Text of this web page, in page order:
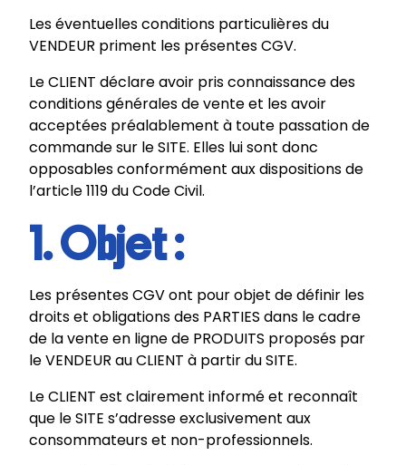
Les éventuelles conditions particulières du
VENDEUR priment les présentes CGV.
Le CLIENT déclare avoir pris connaissance des
conditions générales de vente et les avoir
acceptées préalablement à toute passation de
commande sur le SITE. Elles lui sont donc
opposables conformément aux dispositions de
l’article 1119 du Code Civil.
1. Objet :
Les présentes CGV ont pour objet de définir les
droits et obligations des PARTIES dans le cadre
de la vente en ligne de PRODUITS proposés par
le VENDEUR au CLIENT à partir du SITE.
Le CLIENT est clairement informé et reconnaît
que le SITE s’adresse exclusivement aux
consommateurs et non-professionnels.